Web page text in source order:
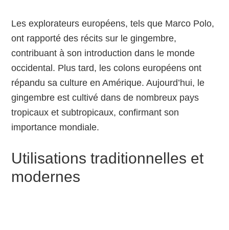
Les explorateurs européens, tels que Marco Polo,
ont rapporté des récits sur le gingembre,
contribuant à son introduction dans le monde
occidental. Plus tard, les colons européens ont
répandu sa culture en Amérique. Aujourd’hui, le
gingembre est cultivé dans de nombreux pays
tropicaux et subtropicaux, confirmant son
importance mondiale.
Utilisations traditionnelles et
modernes